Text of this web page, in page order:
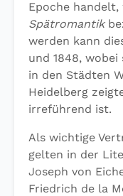
Epoche handelt,
Spätromantik
werden kann
und 1848,
in den Städten
Heidelberg
irreführend ist.
Als wichtige
gelten in der
Joseph von
Friedrich de la